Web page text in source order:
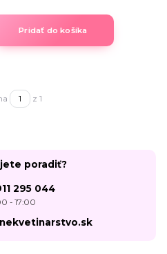
Pridať do košíka
z 1
poradiť?
295 044
- 17:00